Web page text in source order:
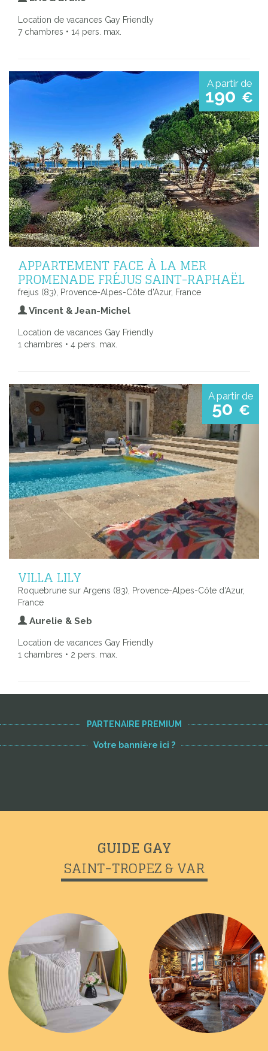
Location de vacances Gay Friendly
7 chambres • 14 pers. max.
A partir de
190 €
APPARTEMENT FACE À LA MER
PROMENADE FRÉJUS SAINT-RAPHAËL
frejus (83), Provence-Alpes-Côte d'Azur, France
Vincent & Jean-Michel
Location de vacances Gay Friendly
1 chambres • 4 pers. max.
A partir de
50 €
VILLA LILY
Roquebrune sur Argens (83), Provence-Alpes-Côte d'Azur,
France
Aurelie & Seb
Location de vacances Gay Friendly
1 chambres • 2 pers. max.
PARTENAIRE PREMIUM
Votre bannière ici ?
GUIDE GAY
SAINT-TROPEZ & VAR